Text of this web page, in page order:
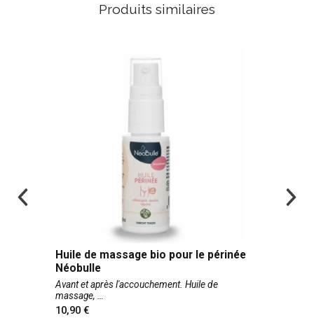
Produits similaires
Huile de massage bio pour le périnée
Néobulle
Avant et après l'accouchement. Huile de
massage,
10,90